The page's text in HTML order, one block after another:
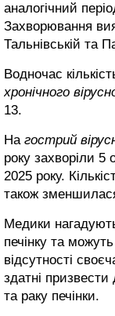
аналогічний
Захворювання
Тальнівській та
Водночас
хронічного
13.
На гострий
року захворіли 5
2025 року.
також
Медики
печінку та
відсутності
здатні призвести
та раку печінки.